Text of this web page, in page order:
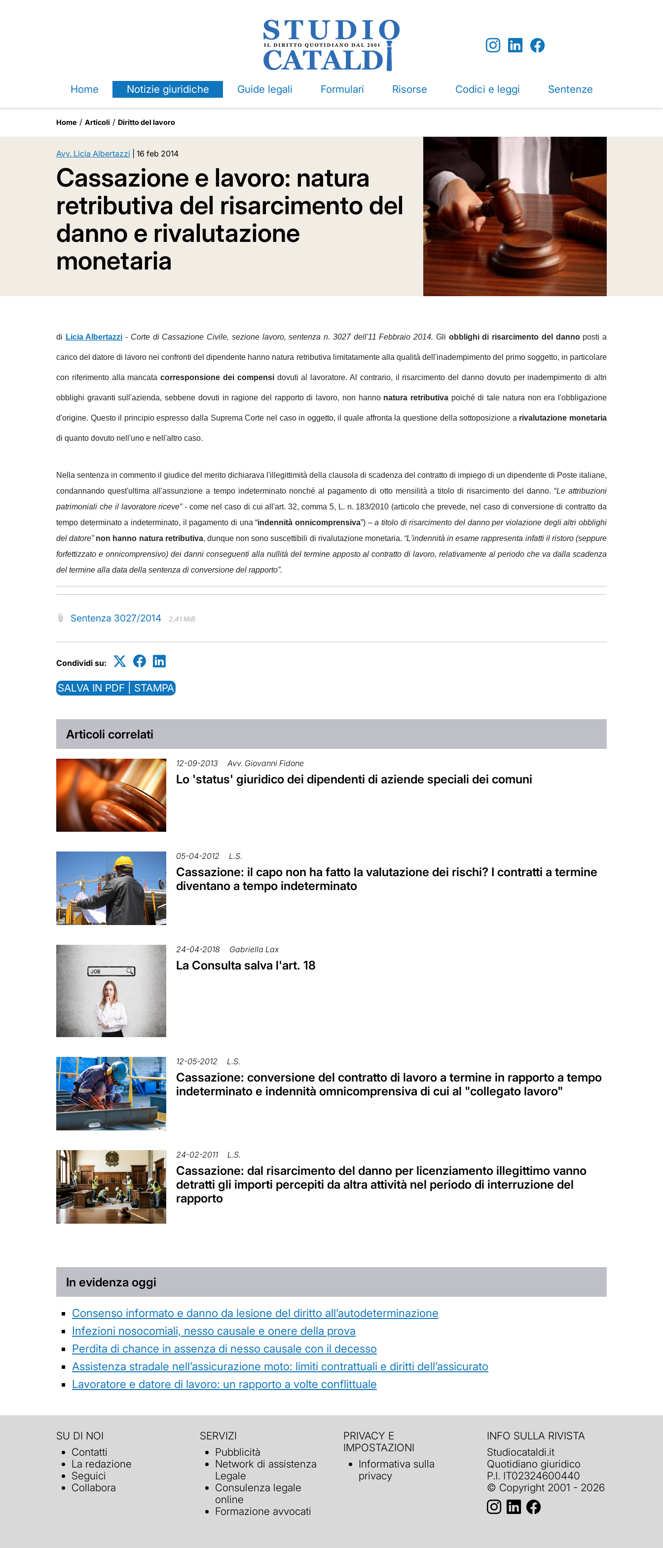
Home Notizie giuridiche Guide legali Formulari Risorse Codici e leggi Sentenze
Home Articoli Diritto del lavoro
Avv. Licia Albertazzi 16 feb 2014
Cassazione e lavoro: natura
retributiva del risarcimento del
danno e rivalutazione
monetaria
di Licia Albertazzi - Corte di Cassazione Civile, sezione lavoro, sentenza n. 3027 dell'11 Febbraio 2014. Gli obblighi di risarcimento del dannoposti a
carico del datore di lavoro nei confronti del dipendente hanno natura retributiva limitatamente alla qualità dell'inadempimento del primo soggetto, in particolare
con riferimento alla mancatacorresponsione dei compensidovuti al lavoratore. Al contrario, il risarcimento del danno dovuto per inadempimento di altri
obblighi gravanti sull'azienda, sebbene dovuti in ragione del rapporto di lavoro, non hanno natura retributiva poiché di tale natura non era l'obbligazione
d'origine. Questo il principio espresso dalla Suprema Corte nel caso in oggetto, il quale affronta la questione della sottoposizione a rivalutazione monetaria
di quanto dovuto nell'uno e nell'altro caso.
Nella sentenza in commento il giudice del merito dichiarava l'illegittimità della clausola di scadenza del contratto di impiego di un dipendente di Poste italiane,
condannando quest'ultima all'assunzione a tempo indeterminato nonché al pagamento di otto mensilità a titolo di risarcimento del danno. “Le attribuzioni
patrimoniali che il lavoratore riceve”- come nel caso di cui all'art. 32, comma 5, L. n. 183/2010 (articolo che prevede, nel caso di conversione di contratto da
tempo determinato a indeterminato, il pagamento di una “indennità onnicomprensiva”) –a titolo di risarcimento del danno per violazione degli altri obblighi
del datore” non hanno natura retributiva, dunque non sono suscettibili di rivalutazione monetaria. “L'indennità in esame rappresenta infatti il ristoro (seppure
forfettizzato e onnicomprensivo) dei danni conseguenti alla nullità del termine apposto al contratto di lavoro, relativamente al periodo che va dalla scadenza
del termine alla data della sentenza di conversione del rapporto”.
Sentenza 3027/2014 2,41 MiB
Condividi su:
SALVA IN PDF | STAMPA
Articoli correlati
12-09-2013 Avv. Giovanni Fidone
Lo 'status' giuridico dei dipendenti di aziende speciali dei comuni
05-04-2012 L.S.
Cassazione: il capo non ha fatto la valutazione dei rischi? I contratti a termine
diventano a tempo indeterminato
24-04-2018 Gabriella Lax
La Consulta salva l'art. 18
12-05-2012 L.S.
Cassazione: conversione del contratto di lavoro a termine in rapporto a tempo
indeterminato e indennità omnicomprensiva di cui al "collegato lavoro"
24-02-2011 L.S.
Cassazione: dal risarcimento del danno per licenziamento illegittimo vanno
detratti gli importi percepiti da altra attività nel periodo di interruzione del
rapporto
In evidenza oggi
Consenso informato e danno da lesione del diritto all’autodeterminazione
Infezioni nosocomiali, nesso causale e onere della prova
Perdita di chance in assenza di nesso causale con il decesso
Assistenza stradale nell’assicurazione moto: limiti contrattuali e diritti dell’assicurato
Lavoratore e datore di lavoro: un rapporto a volte conflittuale
SU DI NOI
Contatti
La redazione
Seguici
Collabora
SERVIZI
Pubblicità
Network di assistenza
Legale
Consulenza legale
online
Formazione avvocati
PRIVACY E
IMPOSTAZIONI
Informativa sulla
privacy
INFO SULLA RIVISTA
Studiocataldi.it
Quotidiano giuridico
P.I. IT02324600440
© Copyright 2001 - 2026